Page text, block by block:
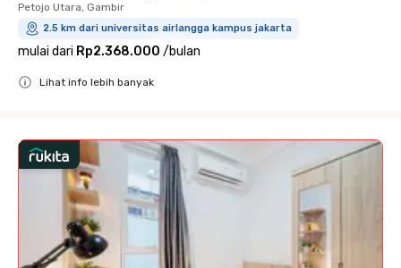
Petojo Utara, Gambir
2.5 km dari universitas airlangga kampus jakarta
mulai dari Rp2.368.000 /bulan
Lihat info lebih banyak